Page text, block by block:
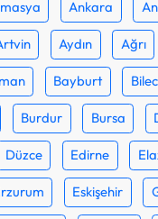
Ankara
Aydın Ağrı
Bayburt
Burdur Bursa
Düzce Edirne
Eskişehir